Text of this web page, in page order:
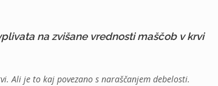
na zvišane vrednosti maščob v krvi
Ali je to kaj povezano s naraščanjem debelosti.